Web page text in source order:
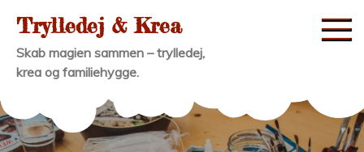
content
Trylledej & Krea
Skab magien sammen – trylledej,
krea og familiehygge.